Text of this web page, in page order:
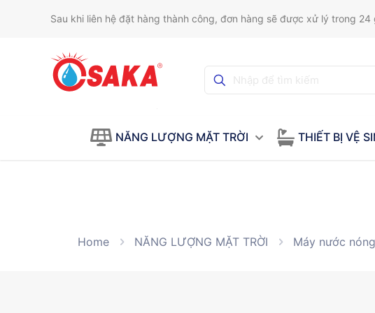
Sau khi liên hệ đặt hàng thành công, đơn hàng sẽ được xử lý trong 24
NĂNG LƯỢNG MẶT TRỜI THIẾT BỊ VỆ
Home NĂNG LƯỢNG MẶT TRỜI Máy nước